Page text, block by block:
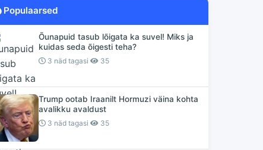
Populaarsed
Õunapuid tasub lõigata ka suvel! Miks ja
kuidas seda õigesti teha?
3 näd tagasi 35
Trump ootab Iraanilt Hormuzi väina kohta
avalikku avaldust
3 näd tagasi 35